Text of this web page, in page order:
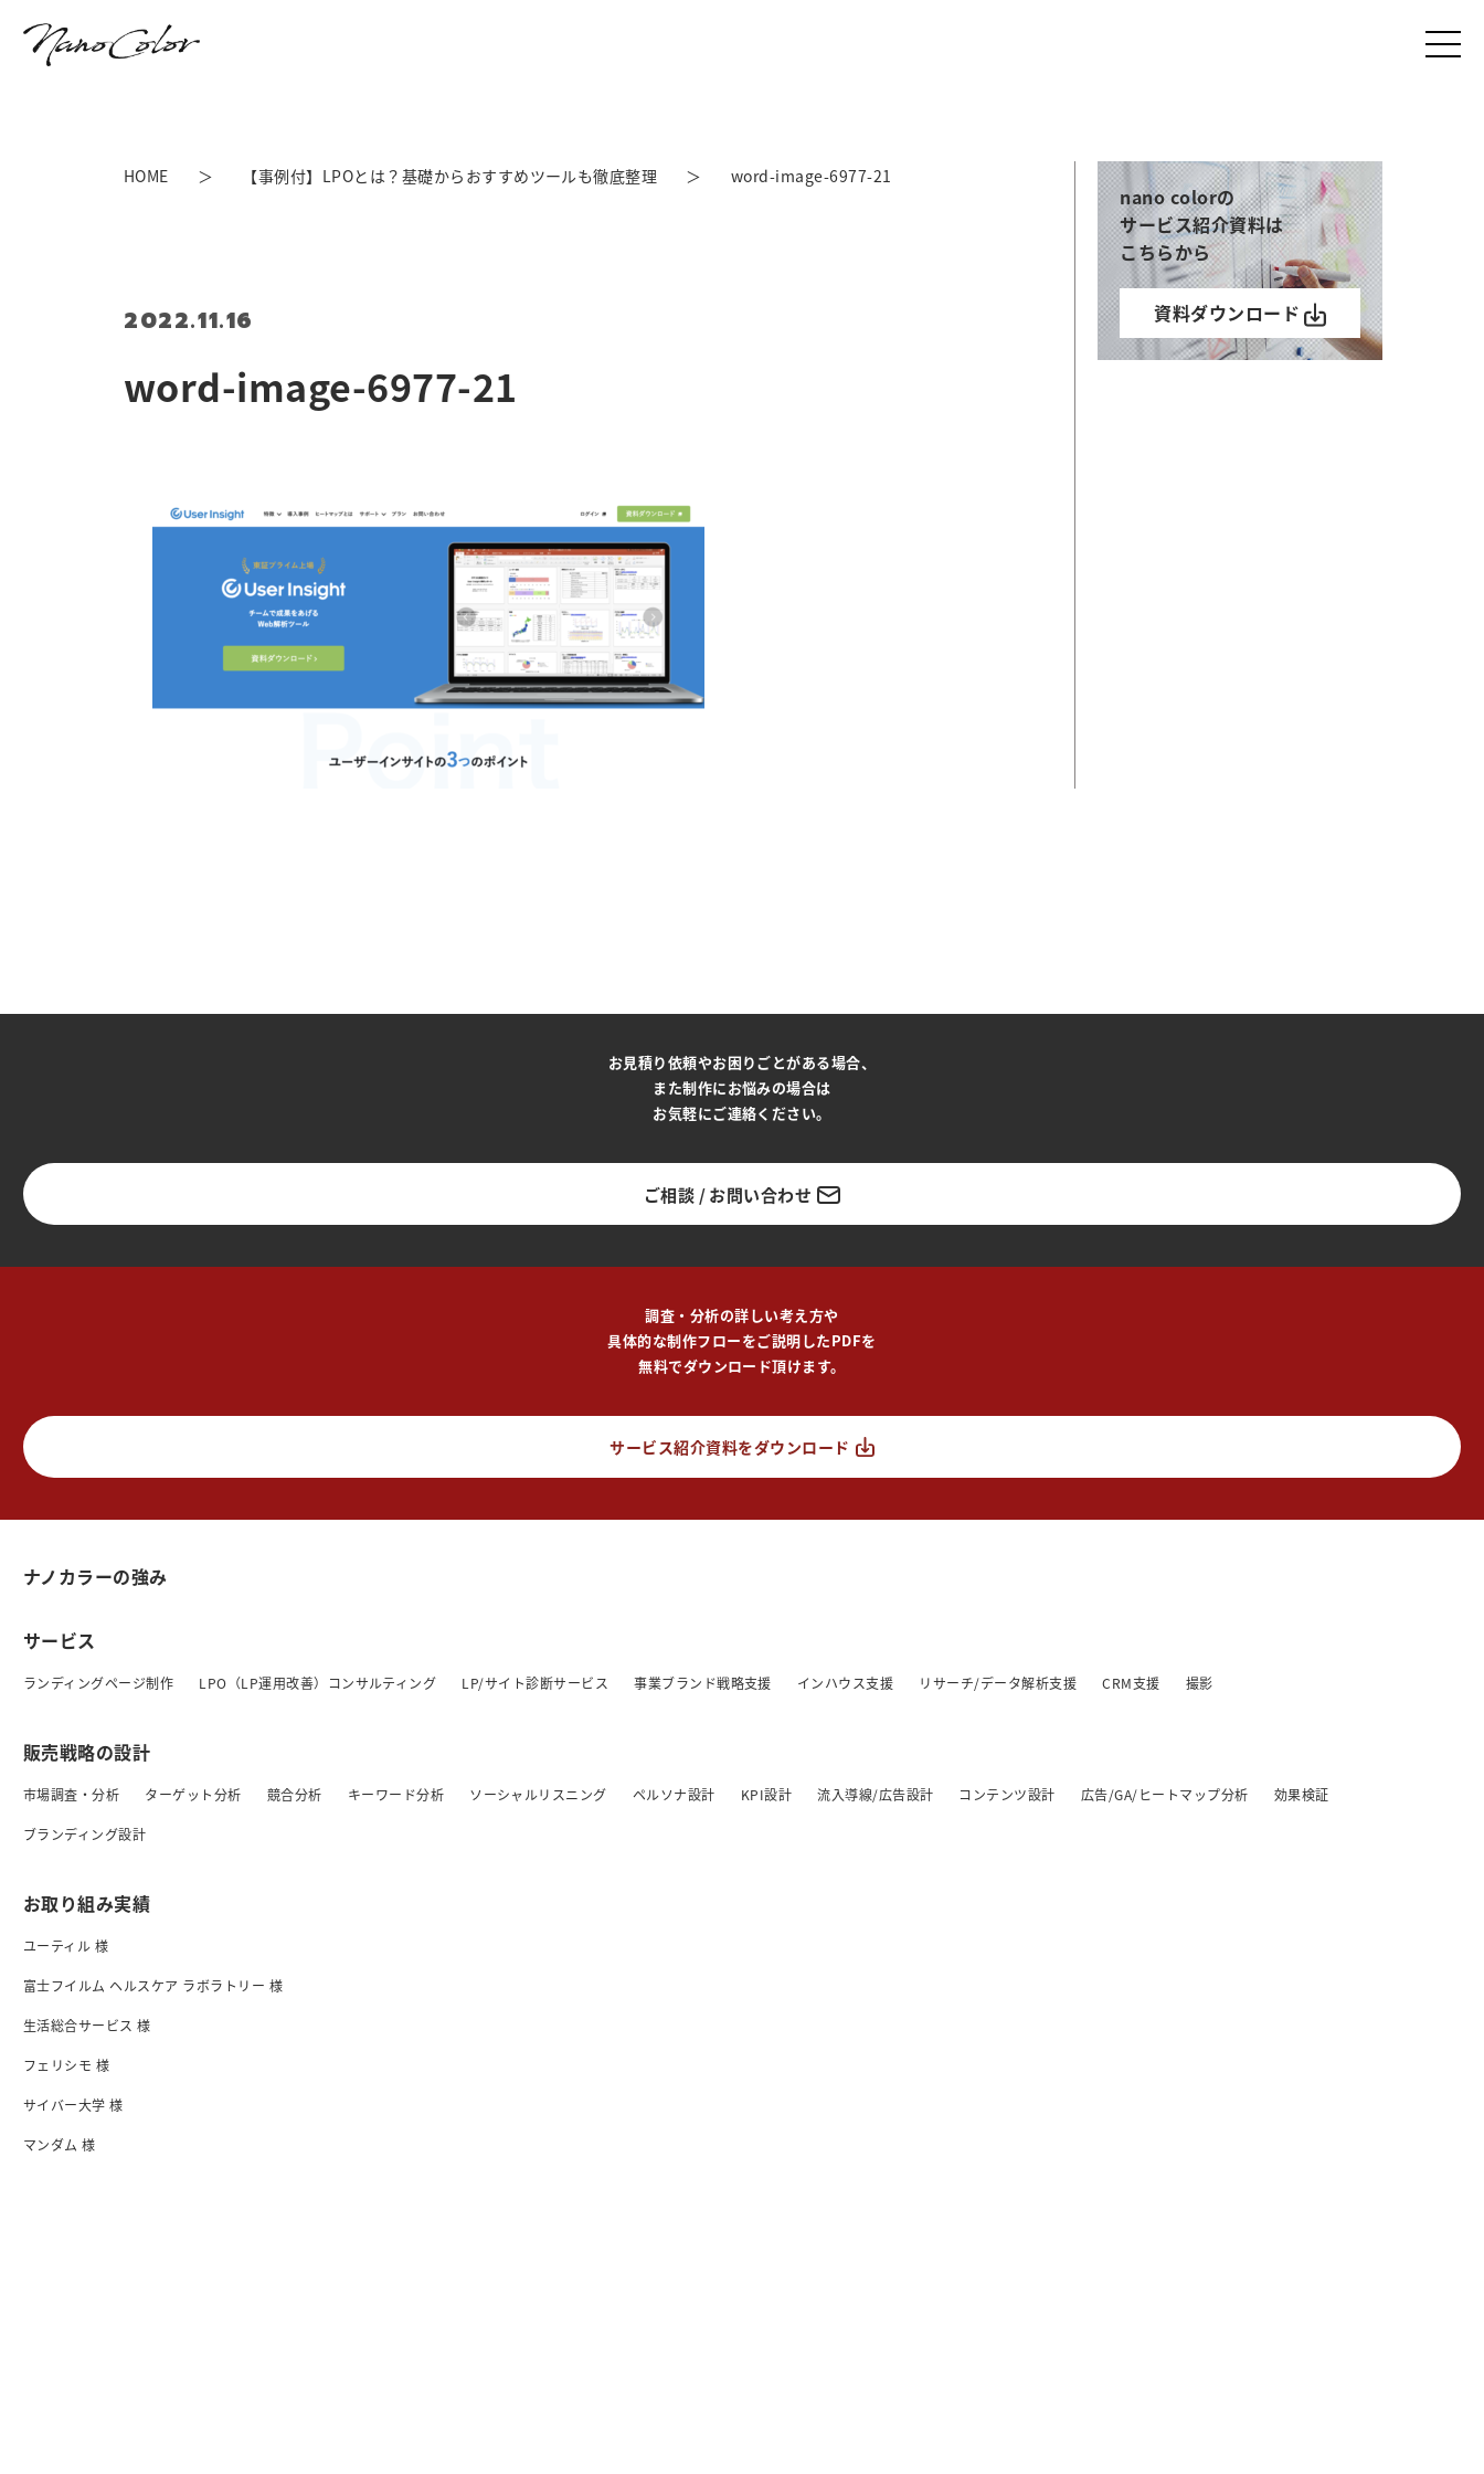
word-image-6977-21
2022.11.16
HOME 【事例付】LPOとは？基礎からおすすめツールも徹底整理 word-image-6977-21
nano colorの
サービス紹介資料は
こちらから
資料ダウンロード
お見積り依頼やお困りごとがある場合、
また制作にお悩みの場合は
お気軽にご連絡ください。
ご相談 / お問い合わせ
調査・分析の詳しい考え方や
具体的な制作フローをご説明したPDFを
無料でダウンロード頂けます。
サービス紹介資料をダウンロード
ナノカラーの強み
サービス
ランディングページ制作 LPO（LP運用改善）コンサルティング LP/サイト診断サービス 事業ブランド戦略支援 インハウス支援 リサーチ/データ解析支援 CRM支援 撮影
販売戦略の設計
市場調査・分析 ターゲット分析 競合分析 キーワード分析 ソーシャルリスニング ペルソナ設計 KPI設計 流入導線/広告設計 コンテンツ設計 広告/GA/ヒートマップ分析 効果検証
ブランディング設計
お取り組み実績
ユーティル 様
富士フイルム ヘルスケア ラボラトリー 様
生活総合サービス 様
フェリシモ 様
サイバー大学 様
マンダム 様